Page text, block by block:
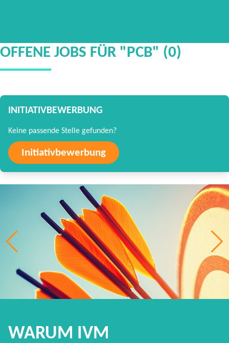
OFFENE JOBS FÜR "PCB" (0)
INITIATIVBEWERBUNG
Keine passende Stelle gefunden?
Initiativbewerbung
WARUM IVM